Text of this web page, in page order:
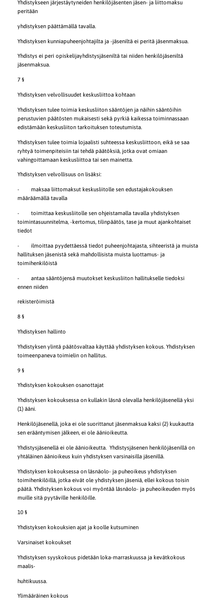
Yhdistykseen järjestäytyneiden henkilöjäsenten jäsen- ja liittomaksu
peritään
yhdistyksen päättämällä tavalla.
Yhdistyksen kunniapuheenjohtajilta ja -jäseniltä ei peritä jäsenmaksua.
Yhdistys ei peri opiskelijayhdistysjäseniltä tai niiden henkilöjäseniltä
jäsenmaksua.
7 §
Yhdistyksen velvollisuudet keskusliittoa kohtaan
Yhdistyksen tulee toimia keskusliiton sääntöjen ja näihin sääntöihin
perustuvien päätösten mukaisesti sekä pyrkiä kaikessa toiminnassaan
edistämään keskusliiton tarkoituksen toteutumista.
Yhdistyksen tulee toimia lojaalisti suhteessa keskusliittoon, eikä se saa
ryhtyä toimenpiteisiin tai tehdä päätöksiä, jotka ovat omiaan
vahingoittamaan keskusliittoa tai sen mainetta.
Yhdistyksen velvollisuus on lisäksi:
- maksaa liittomaksut keskusliitolle sen edustajakokouksen
määräämällä tavalla
- toimittaa keskusliitolle sen ohjeistamalla tavalla yhdistyksen
toimintasuunnitelma, -kertomus, tilinpäätös, tase ja muut ajankohtaiset
tiedot
- ilmoittaa pyydettäessä tiedot puheenjohtajasta, sihteeristä ja muista
hallituksen jäsenistä sekä mahdollisista muista luottamus- ja
toimihenkilöistä
- antaa sääntöjensä muutokset keskusliiton hallitukselle tiedoksi
ennen niiden
rekisteröimistä
8 §
Yhdistyksen hallinto
Yhdistyksen ylintä päätösvaltaa käyttää yhdistyksen kokous. Yhdistyksen
toimeenpaneva toimielin on hallitus.
9 §
Yhdistyksen kokouksen osanottajat
Yhdistyksen kokouksessa on kullakin läsnä olevalla henkilöjäsenellä yksi
(1) ääni.
Henkilöjäsenellä, joka ei ole suorittanut jäsenmaksua kaksi (2) kuukautta
sen erääntymisen jälkeen, ei ole äänioikeutta.
Yhdistysjäsenellä ei ole äänioikeutta. Yhdistysjäsenen henkilöjäsenillä on
yhtäläinen äänioikeus kuin yhdistyksen varsinaisilla jäsenillä.
Yhdistyksen kokouksessa on läsnäolo- ja puheoikeus yhdistyksen
toimihenkilöillä, jotka eivät ole yhdistyksen jäseniä, ellei kokous toisin
päätä. Yhdistyksen kokous voi myöntää läsnäolo- ja puheoikeuden myös
muille sitä pyytäville henkilöille.
10 §
Yhdistyksen kokouksien ajat ja koolle kutsuminen
Varsinaiset kokoukset
Yhdistyksen syyskokous pidetään loka-marraskuussa ja kevätkokous
maalis-
huhtikuussa.
Ylimääräinen kokous